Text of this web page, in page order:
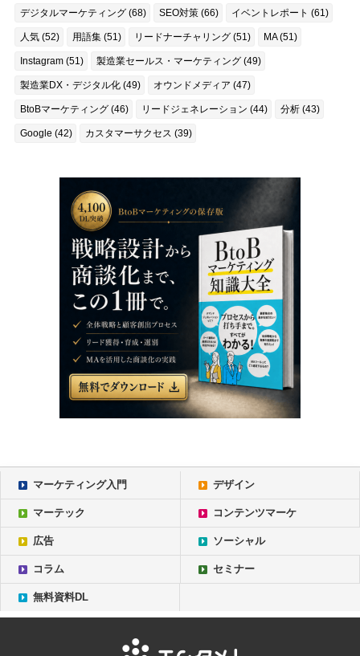
デジタルマーケティング (68) SEO対策 (66) イベントレポート (61)
人気 (52) 用語集 (51) リードナーチャリング (51) MA (51)
Instagram (51) 製造業セールス・マーケティング (49)
製造業DX・デジタル化 (49) オウンドメディア (47)
BtoBマーケティング (46) リードジェネレーション (44) 分析 (43)
Google (42) カスタマーサクセス (39)
マーケティング入門 デザイン
マーテック コンテンツマーケ
広告 ソーシャル
コラム セミナー
無料資料DL